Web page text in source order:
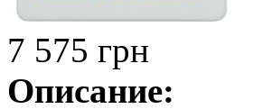
7 575 грн
Описание: